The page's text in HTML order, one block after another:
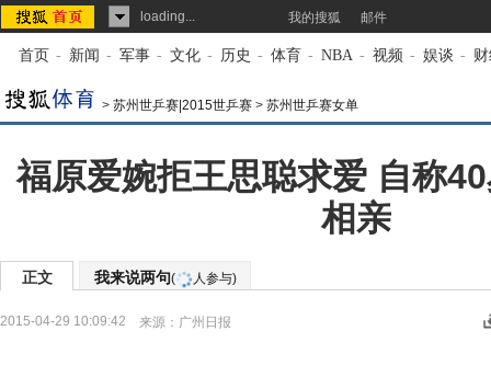
loading... 我的搜狐 邮件
首页 - 新闻 - 军事 - 文化 - 历史 - 体育 - NBA - 视频 - 娱谈 -
> 苏州世乒赛|2015世乒赛 > 苏州世乒赛女单
福原爱婉拒王思聪求爱 自称
相亲
正文 我来说两句( 人参与)
2015-04-29 10:09:42 来源： 广州日报